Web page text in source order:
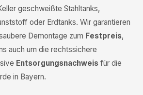
geschweißte Stahltanks,
oder Erdtanks. Wir garantieren
Demontage zum Festpreis,
auch um die rechtssichere
Entsorgungsnachweis für die
in Bayern.